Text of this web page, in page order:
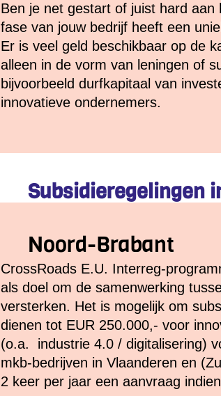
Ben je net gestart of juist hard aan
fase van jouw bedrijf heeft een
Er is veel geld beschikbaar op de
alleen in de vorm van leningen of
bijvoorbeeld durfkapitaal van
innovatieve ondernemers.
Subsidieregelingen
Noord-Brabant
CrossRoads E.U. Interreg-
als doel om de samenwerking
versterken. Het is mogelijk om
dienen tot EUR 250.000,- voor
(o.a. industrie 4.0 / digitalisering)
mkb-bedrijven in Vlaanderen en
2 keer per jaar een aanvraag